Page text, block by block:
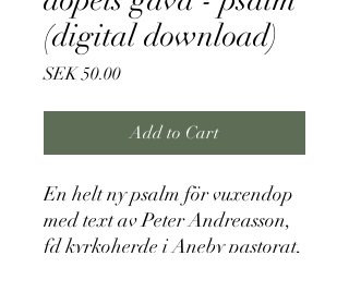
(digital download)
SEK 50.00Price
Add to Cart
En helt ny psalm för vuxendop
med text av Peter Andreasson,
fd kyrkoherde i Aneby pastorat,